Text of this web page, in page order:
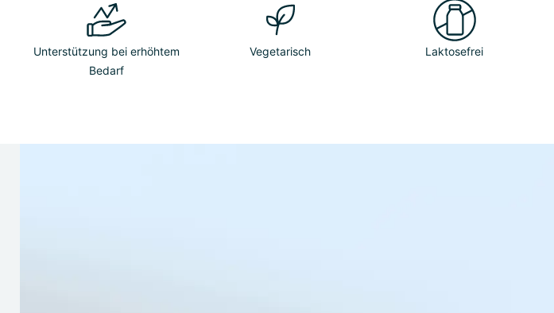
Unterstützung bei erhöhtem
Bedarf
Vegetarisch Laktosefrei